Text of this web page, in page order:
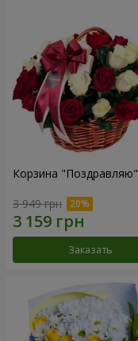
Корзина "Поздравляю"
3 949 грн
Заказать